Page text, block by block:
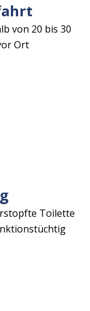
von 20 bis 30
Ort
Toilette